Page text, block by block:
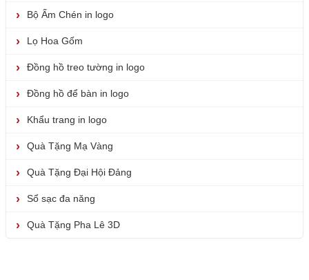
Bộ Ấm Chén in logo
Lọ Hoa Gốm
Đồng hồ treo tường in logo
Đồng hồ để bàn in logo
Khẩu trang in logo
Quà Tặng Mạ Vàng
Quà Tặng Đại Hội Đảng
Sổ sạc đa năng
Quà Tặng Pha Lê 3D